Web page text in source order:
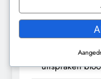
Waarom
op het spel
Fauci
uitspraken